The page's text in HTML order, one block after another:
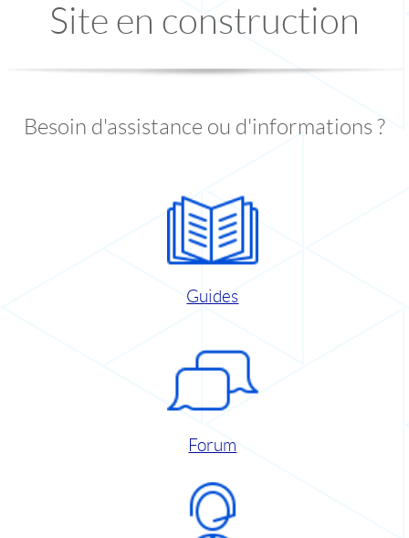
Site en construction
Besoin d'assistance ou d'informations ?
Guides
Forum